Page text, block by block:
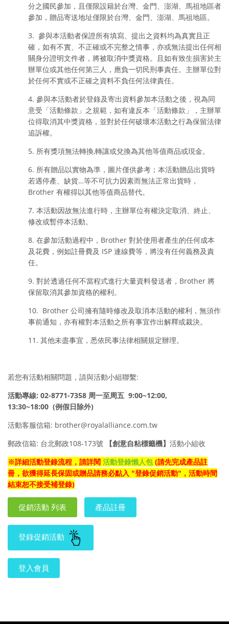
分之國民參加，且僅限設籍於台灣、金門、澎湖、馬祖地區者
參加，贈品寄送地址僅限於台灣、金門、澎湖、馬祖地區。
3. 參與本活動者保證所有填寫、提出之資料均為真實且正
確，如有不實、不正確或不完整之情事，亦或無法提出任何相
關身分證明文件者，將被取消中獎資格。且如有致生損害於主
辦單位或其他任何第三人，應負一切民刑事責任。主辦單位對
於任何不實或不正確之資料不負任何法律責任。
4. 參與本活動者於登錄及寄出資料參加本活動之後，視為同
意受「活動條款」之規範，如有違反本「活動條款」，主辦單
位得取消其中獎資格，並對於任何破壞本活動之行為保留法律
追訴權。
5. 所有獎項無法轉換,轉讓或兌換為其他等值商品或現金。
6. 所有贈品以實物為準，圖片僅供參考；本活動贈品出貨時
若遇停產、缺貨…等不可抗力因素而無法正常出貨時，
Brother 有權得以其他等值商品替代。
7. 本活動因故無法進行時，主辦單位有權決定取消、終止、
修改或暫停本活動。
8. 在參加活動過程中，Brother 對於使用者產生的任何成本
及花費，例如註冊費及 ISP 連線費等，將沒有任何義務及責
任。
9. 對於透過任何不當程式進行大量資料發送者，Brother 將
保留取消其參加資格的權利。
10. Brother 公司擁有隨時修改及取消本活動的權利，無須作
事前通知，亦有權對本活動之所有事宜作出解釋或裁決。
11. 其他未盡事宜，悉依民事法律相關規定辦理。
若您有活動相關問題，請與活動小組聯繫:
活動專線: 02-8771-7358 周一至周五 9:00~12:00,
13:30~18:00 (例假日除外)
活動客服信箱: brother@royalalliance.com.tw
郵政信箱: 台北郵政108-173號
【創意自粘標籤機】 活動小組收
※詳細活動登錄流程，請詳閱 活動登錄懶人包 (請先完成產品註
冊，欲獲得延長保固或贈品請務必點入 "登錄促銷活動"，活動時間
結束恕不接受補登錄)
促銷活動 列表 產品註冊
登錄促銷活動
登入會員